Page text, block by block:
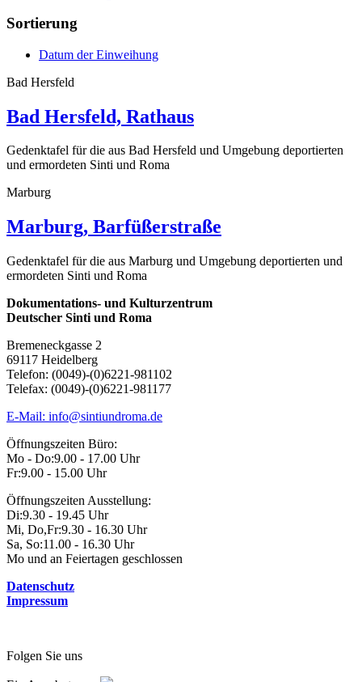
Sortierung
Datum der Einweihung
Bad Hersfeld
Bad Hersfeld, Rathaus
Gedenktafel für die aus Bad Hersfeld und Umgebung deportierten
und ermordeten Sinti und Roma
Marburg
Marburg, Barfüßerstraße
Gedenktafel für die aus Marburg und Umgebung deportierten und
ermordeten Sinti und Roma
Dokumentations- und Kulturzentrum
Deutscher Sinti und Roma
Bremeneckgasse 2
69117 Heidelberg
Telefon: (0049)-(0)6221-981102
Telefax: (0049)-(0)6221-981177
E-Mail: info@sintiundroma.de
Öffnungszeiten Büro:
Mo - Do:9.00 - 17.00 Uhr
Fr:9.00 - 15.00 Uhr
Öffnungszeiten Ausstellung:
Di:9.30 - 19.45 Uhr
Mi, Do,Fr:9.30 - 16.30 Uhr
Sa, So:11.00 - 16.30 Uhr
Mo und an Feiertagen geschlossen
Datenschutz
Impressum
Folgen Sie uns